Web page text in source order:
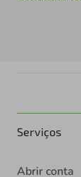
Serviços
Abrir conta